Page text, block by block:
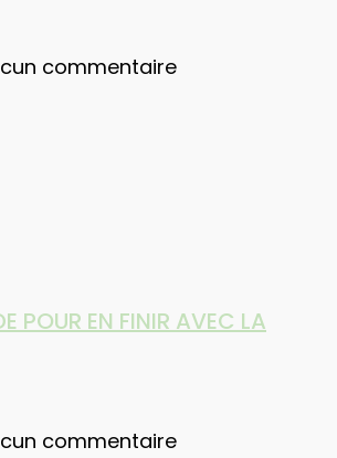
commentaire
POUR EN FINIR AVEC LA
commentaire